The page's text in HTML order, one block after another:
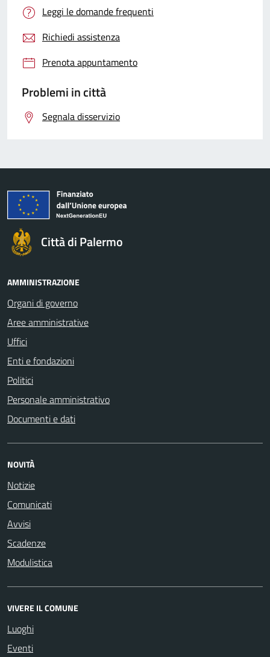
Leggi le domande frequenti
Richiedi assistenza
Prenota appuntamento
Problemi in città
Segnala disservizio
Città di Palermo
AMMINISTRAZIONE
Organi di governo
Aree amministrative
Uffici
Enti e fondazioni
Politici
Personale amministrativo
Documenti e dati
NOVITÀ
Notizie
Comunicati
Avvisi
Scadenze
Modulistica
VIVERE IL COMUNE
Luoghi
Eventi